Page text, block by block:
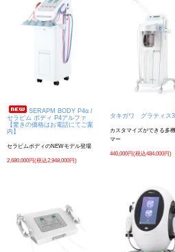
SERAPM BODY P4α /
セラピム ボディ P4アルファ
【驚きの価格はお電話にてご案
内】
セラピムボディのNEWモデル登場
2,680,000円(税込2,948,000円)
タキガワ グラティス
カスタマイズができる多
マー
440,000円(税込484,000円)